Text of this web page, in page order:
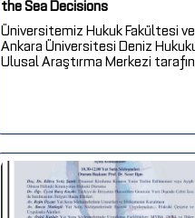
the Sea Decisions
Üniversitemiz Hukuk Fakültesi ve
Ankara Üniversitesi Deniz
Ulusal Araştırma Merkezi